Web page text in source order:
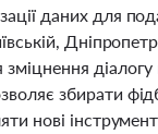
даних для
збирати
нові